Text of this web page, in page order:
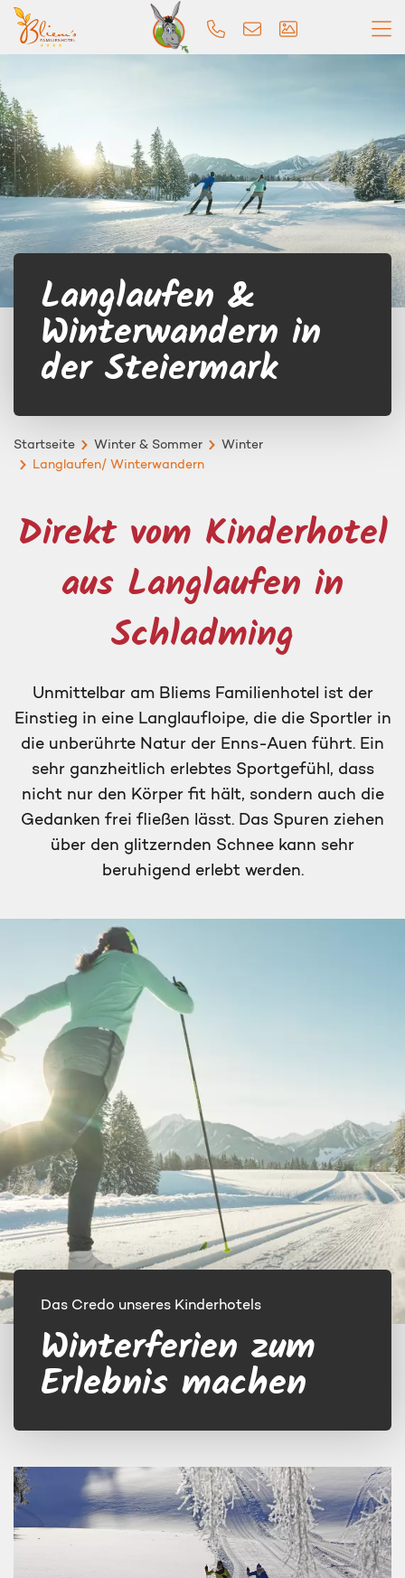
Langlaufen &
Winterwandern in
der Steiermark
Startseite Winter & Sommer
Winter
Langlaufen/ Winterwandern
Direkt vom Kinderhotel
aus Langlaufen in
Schladming
Unmittelbar am Bliems Familienhotel ist der
Einstieg in eine Langlaufloipe, die die Sportler in
die unberührte Natur der Enns-Auen führt. Ein
sehr ganzheitlich erlebtes Sportgefühl, dass
nicht nur den Körper fit hält, sondern auch die
Gedanken frei fließen lässt. Das Spuren ziehen
über den glitzernden Schnee kann sehr
beruhigend erlebt werden.
Das Credo unseres Kinderhotels
Winterferien zum
Erlebnis machen